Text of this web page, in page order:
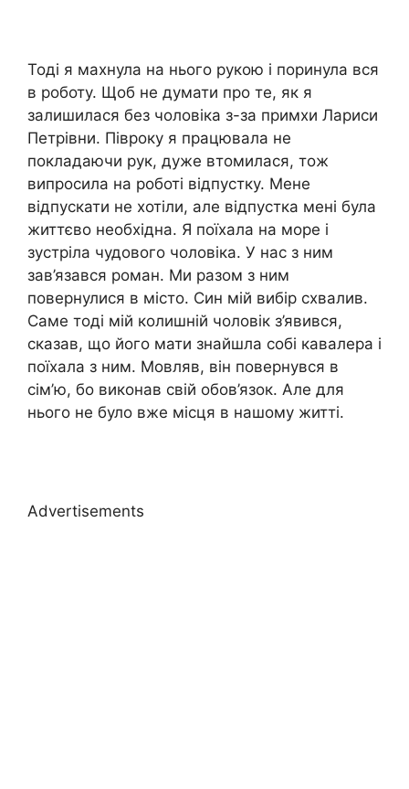
Тоді я махнула на нього рукою і поринула вся
в роботу. Щоб не думати про те, як я
залишилася без чоловіка з-за примхи Лариси
Петрівни. Півроку я працювала не
покладаючи рук, дуже втомилася, тож
випросила на роботі відпустку. Мене
відпускати не хотіли, але відпустка мені була
життєво необхідна. Я поїхала на море і
зустріла чудового чоловіка. У нас з ним
зав’язався роман. Ми разом з ним
повернулися в місто. Син мій вибір схвалив.
Саме тоді мій колишній чоловік з’явився,
сказав, що його мати знайшла собі кавалера і
поїхала з ним. Мовляв, він повернувся в
сім’ю, бо виконав свій обов’язок. Але для
нього не було вже місця в нашому житті.
Advertisements